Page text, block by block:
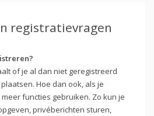
registratievragen
of je al dan niet geregistreerd
Hoe dan ook, als je
functies gebruiken. Zo kun je
privéberichten sturen,